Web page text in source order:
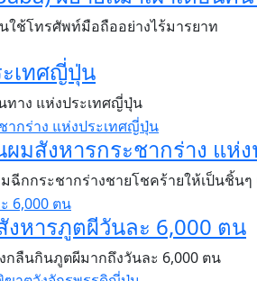
ใช้โทรศัพท์มือถืออย่างไร้มารยาท
เทศญี่ปุ่น
าง แห่งประเทศญี่ปุ่น
มสังหารกระชากร่าง แห่
ฉีกกระชากร่างชายโชคร้ายให้เป็นชิ้น
หารภูตผีวันละ 6,000 ตน
กลืนกินภูตผีมากถึงวันละ 6,000 ตน